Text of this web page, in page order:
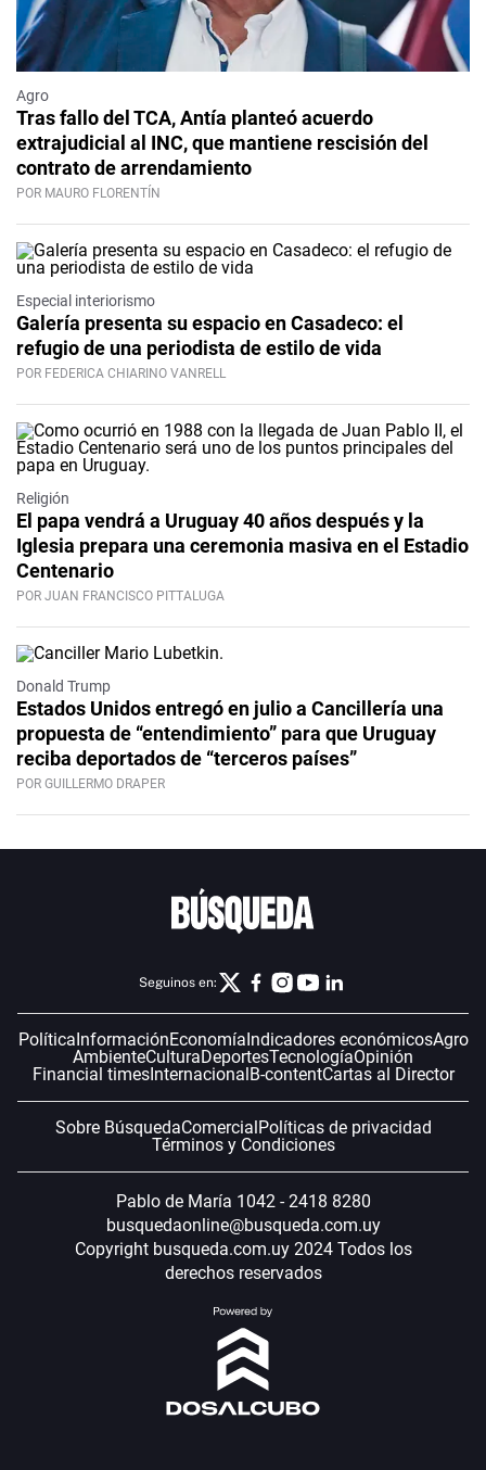
Agro
Tras fallo del TCA, Antía planteó acuerdo
extrajudicial al INC, que mantiene rescisión del
contrato de arrendamiento
POR MAURO FLORENTÍN
Especial interiorismo
Galería presenta su espacio en Casadeco: el
refugio de una periodista de estilo de vida
POR FEDERICA CHIARINO VANRELL
Religión
El papa vendrá a Uruguay 40 años después y la
Iglesia prepara una ceremonia masiva en el Estadio
Centenario
POR JUAN FRANCISCO PITTALUGA
Donald Trump
Estados Unidos entregó en julio a Cancillería una
propuesta de “entendimiento” para que Uruguay
reciba deportados de “terceros países”
POR GUILLERMO DRAPER
Seguinos en:
PolíticaInformaciónEconomíaIndicadores económicosAgro
AmbienteCulturaDeportesTecnologíaOpinión
Financial timesInternacionalB-contentCartas al Director
Sobre BúsquedaComercialPolíticas de privacidad
Términos y Condiciones
Pablo de María 1042 - 2418 8280
busquedaonline@busqueda.com.uy
Copyright busqueda.com.uy 2024 Todos los
derechos reservados